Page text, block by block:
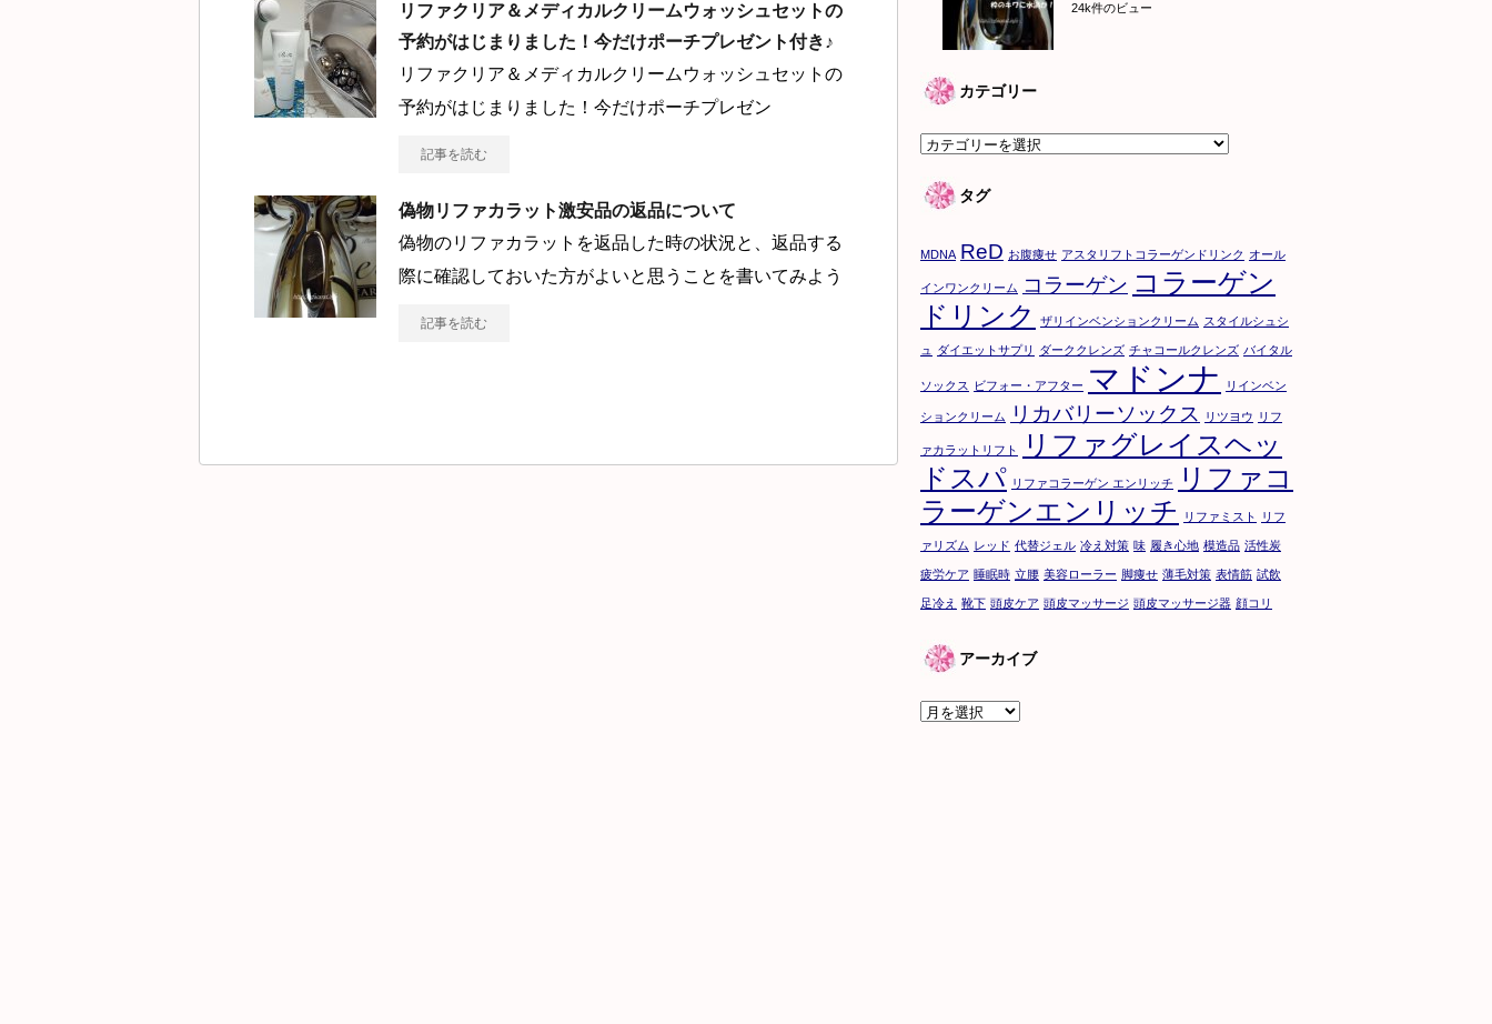
リファクリア＆メディカルクリームウォッシュセットの
予約がはじまりました！今だけポーチプレゼント付き♪
リファクリア＆メディカルクリームウォッシュセットの
予約がはじまりました！今だけポーチプレゼン
記事を読む
偽物リファカラット激安品の返品について
偽物のリファカラットを返品した時の状況と、返品する
際に確認しておいた方がよいと思うことを書いてみよう
記事を読む
24k件のビュー
カテゴリー
カ
ゴ
ー
タグ
MDNA ReD お腹痩せ アスタリフトコラーゲンドリンク オール
インワンクリーム コラーゲン コラーゲン
ドリンク
ザリインベンションクリーム スタイルシュシ
ュ ダイエットサプリ ダーククレンズ チャコールクレンズ バイタル
ソックス ビフォー・アフター マドンナ リインベン
ションクリーム リカバリーソックス リツヨウ リフ
ァカラットリフト
リファグレイスヘッ
ドスパ リファコラーゲン エンリッチ
リファコ
ラーゲンエンリッチ
リファミスト リフ
ァリズム レッド 代替ジェル 冷え対策 味 履き心地 模造品 活性炭
疲労ケア 睡眠時 立腰 美容ローラー 脚痩せ 薄毛対策 表情筋 試飲
足冷え 靴下 頭皮ケア 頭皮マッサージ 頭皮マッサージ器 顔コリ
アーカイブ
ア